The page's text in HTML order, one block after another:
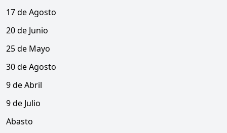
17 de Agosto
20 de Junio
25 de Mayo
30 de Agosto
9 de Abril
9 de Julio
Abasto